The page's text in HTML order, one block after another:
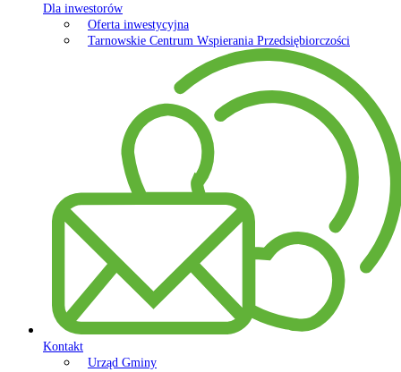
Dla inwestorów
Oferta inwestycyjna
Tarnowskie Centrum Wspierania Przedsiębiorczości
Kontakt
Urząd Gminy